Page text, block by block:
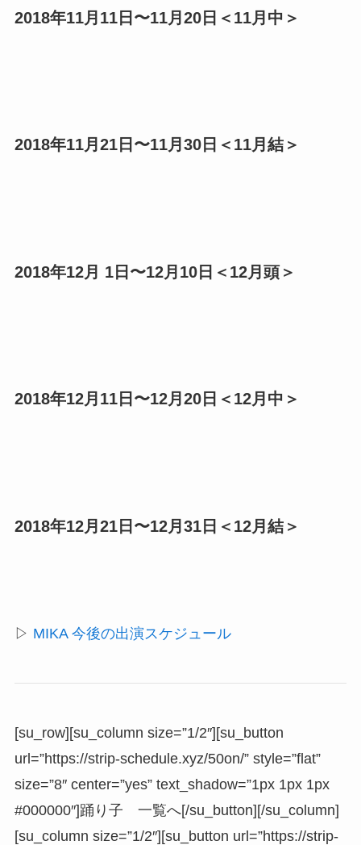
2018年11月11日〜11月20日＜11月中＞
2018年11月21日〜11月30日＜11月結＞
2018年12月 1日〜12月10日＜12月頭＞
2018年12月11日〜12月20日＜12月中＞
2018年12月21日〜12月31日＜12月結＞
▷ MIKA 今後の出演スケジュール
[su_row][su_column size=”1/2″][su_button
url=”https://strip-schedule.xyz/50on/” style=”flat”
size=”8″ center=”yes” text_shadow=”1px 1px 1px
#000000″]踊り子 一覧へ[/su_button][/su_column]
[su_column size=”1/2″][su_button url=”https://strip-